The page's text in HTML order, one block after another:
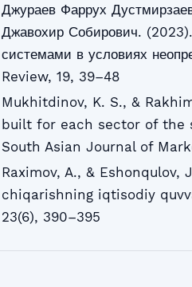
Джураев Фаррух
Джавохир Собирович.
системами в условиях
Review, 19, 39–48
Mukhitdinov, K. S., &
built for each sector of the
South Asian Journal of
Raximov, A., &
chiqarishning iqtisodiy
23(6), 390–395